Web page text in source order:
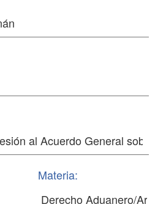
Materia: